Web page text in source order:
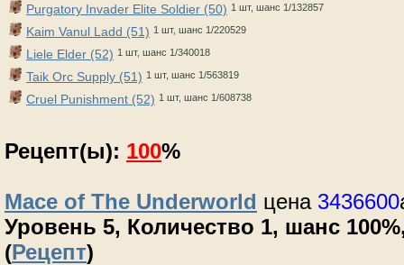
Purgatory Invader Elite Soldier (50) 1 шт, шанс 1/132857
Kaim Vanul Ladd (51) 1 шт, шанс 1/220529
Liele Elder (52) 1 шт, шанс 1/340018
Taik Orc Supply (51) 1 шт, шанс 1/563819
Cruel Punishment (52) 1 шт, шанс 1/608738
Рецепт(ы): 100%
Mace of The Underworld цена 3436600
Уровень 5, Количество 1, шанс
(Рецепт)